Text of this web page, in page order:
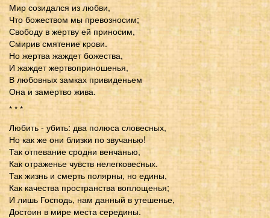
Мир созидался из любви,
Что божеством мы превозносим;
Свободу в жертву ей приносим,
Смирив смятение крови.
Но жертва жаждет божества,
И жаждет жертвоприношенья,
В любовных замках привиденьем
Она и замертво жива.
* * *
Любить - убить: два полюса словесных,
Но как же они близки по звучанью!
Так отпевание сродни венчанью,
Как отраженье чувств нелегковесных.
Так жизнь и смерть полярны, но едины,
Как качества пространства воплощенья;
И лишь Господь, нам данный в утешенье,
Достоин в мире места середины.